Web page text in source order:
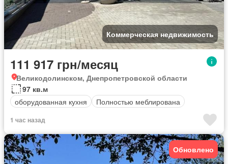
Коммерческая недвижимость
111 917 грн/месяц
Великодолинском, Днепропетровской области
97 кв.м
оборудованная кухня
Полностью меблирована
1 час назад
Обновлено